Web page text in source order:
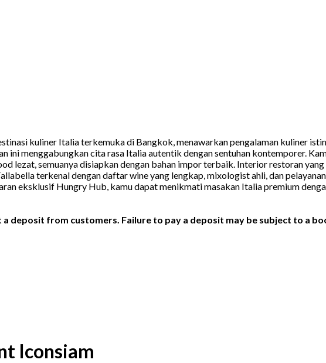
kuliner Italia terkemuka di Bangkok, menawarkan pengalaman kuliner
ini menggabungkan cita rasa Italia autentik dengan sentuhan kontemporer.
lezat, semuanya disiapkan dengan bahan impor terbaik. Interior restoran
terkenal dengan daftar wine yang lengkap, mixologist ahli, dan
eksklusif Hungry Hub, kamu dapat menikmati masakan Italia premium
deposit from customers. Failure to pay a deposit may be subject to a
Iconsiam